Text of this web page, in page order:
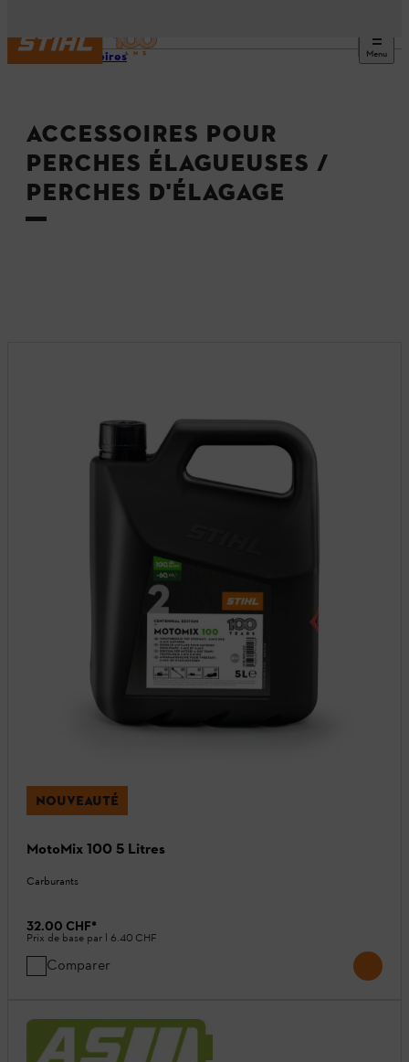
Menu
Accessoires
ACCESSOIRES POUR
PERCHES ÉLAGUEUSES /
PERCHES D'ÉLAGAGE
NOUVEAUTÉ
MotoMix 100 5 Litres
Carburants
32.00 CHF*
Prix de base par l 6.40 CHF
Comparer